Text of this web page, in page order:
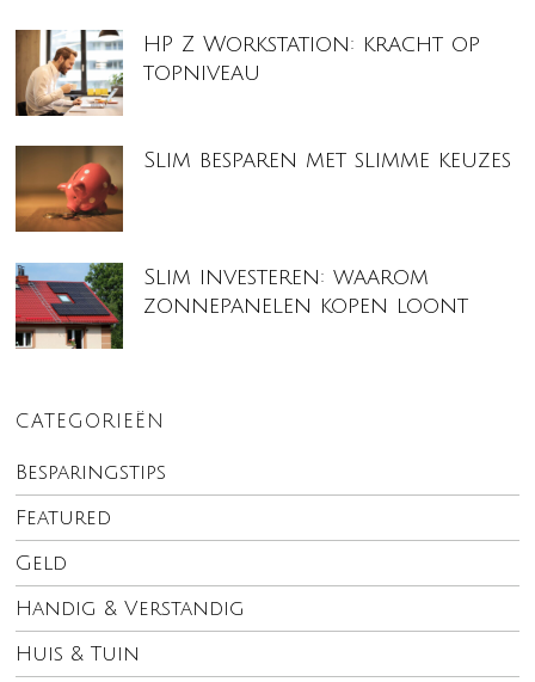
HP Z Workstation: kracht op
topniveau
Slim besparen met slimme keuzes
Slim investeren: waarom
zonnepanelen kopen loont
CATEGORIEËN
Besparingstips
Featured
Geld
Handig & Verstandig
Huis & Tuin